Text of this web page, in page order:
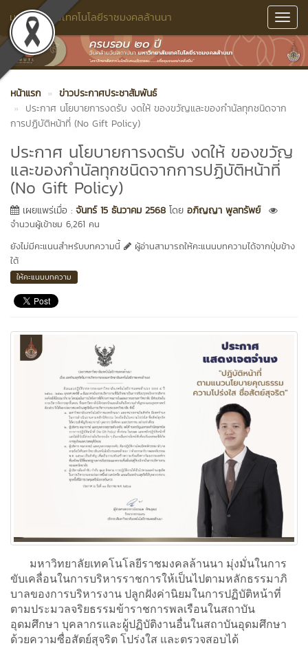
มหาวิทยาลัยเทคโนโลยีราชมงคลล้านนา
หน้าแรก
ข่าวประกาศประชาสัมพันธ์
ประกาศ นโยบายการงดรับ งดให้ ของขวัญและของกำนัลทุกชนิดจาก
การปฏิบัติหน้าที่ (No Gift Policy)
ประกาศ นโยบายการงดรับ งดให้ ของขวัญ
และของกำนัลทุกชนิดจากการปฏิบัติหน้าที่
(No Gift Policy)
เผยแพร่เมื่อ : จันทร์ 15 ธันวาคม 2568 โดย อภิญญา พูลทรัพย์
จำนวนผู้เข้าชม 6,261 คน
ยังไม่มีคะแนนสำหรับบทความนี้
ผู้อ่านสามารถให้คะแนนบทความได้จากปุ่มข้าง
ใต้
ให้คะแนนบทความ
มหาวิทยาลัยเทคโนโลยีราชมงคลล้านนา มุ่งมั่นในการ
ขับเคลื่อนในการบริหารราชการให้เป็นไปตามหลักธรรมาภิ
บาลของการบริหารงาน ปลูกฝังค่านิยมในการปฏิบัติหน้าที่
ตามประมวลจริยธรรมข้าราชการพลเรือนในสถาบัน
อุดมศึกษา บุคลากรและผู้ปฏิบัติงานอื่นในสถาบันอุดมศึกษา
ด้วยความซื่อสัตย์สุจริต โปร่งใส และตรวจสอบได้